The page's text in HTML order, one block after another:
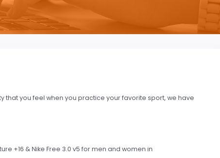
that you feel when you practice your favorite sport, we have
+16 & Nike Free 3.0 v5 for men and women in